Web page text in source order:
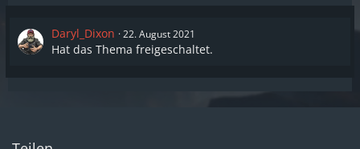
Daryl_Dixon 22. August 2021
Hat das Thema freigeschaltet.